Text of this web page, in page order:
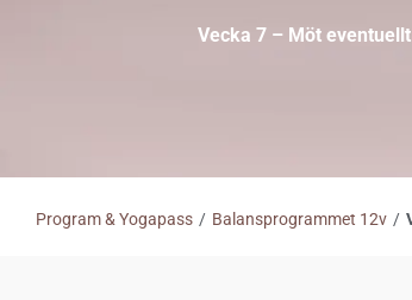
Vecka 7 – Möt
Program & Yogapass / Balansprogrammet 12v /